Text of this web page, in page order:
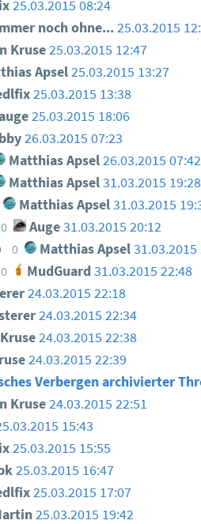
25.03.2015 08:24
noch ohne...25.03.2015
Kruse25.03.2015 12:47
Apsel25.03.2015 13:27
25.03.2015 13:38
25.03.2015 18:06
26.03.2015 07:23
Matthias Apsel26.03.2015 07:42
Matthias Apsel31.03.2015 19:28
Matthias Apsel31.03.2015
0 Auge31.03.2015 20:12
0 Matthias Apsel31.03.2015
0 MudGuard 31.03.2015 22:48
24.03.2015 22:18
24.03.2015 22:34
24.03.2015 22:38
24.03.2015 22:39
Verbergen archivierter
Kruse24.03.2015 22:51
15:43
25.03.2015 15:55
25.03.2015 16:47
25.03.2015 17:07
25.03.2015 19:42